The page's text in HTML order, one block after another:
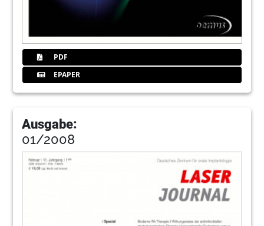
PDF
EPAPER
Ausgabe:
01/2008